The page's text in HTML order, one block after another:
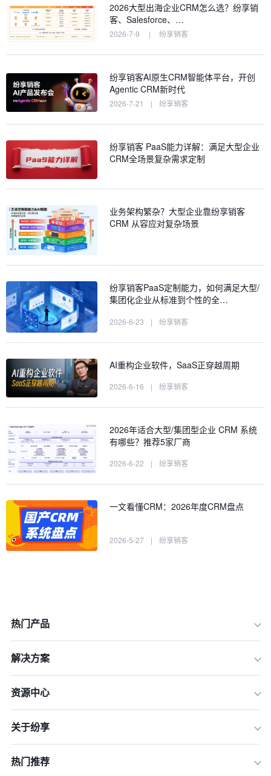
4.客户反馈的系统化管理
2026大型出海企业CRM怎么选？纷享销
客、Salesforce、…
2026-7-9 | 纷享销客
纷享销客AI原生CRM智能体平台，开创
Agentic CRM新时代
2026-7-21 | 纷享销客
纷享销客 PaaS能力详解：满足大型企业
CRM全场景复杂需求定制
业务架构繁杂？大型企业靠纷享销客
CRM 从容应对复杂场景
纷享销客PaaS定制能力，如何满足大型/
集团化企业从标准到个性的全…
2026-6-23 | 纷享销客
AI重构企业软件，SaaS正穿越周期
2026-6-16 | 纷享销客
2026年适合大型/集团型企业 CRM 系统
有哪些？推荐5家厂商
2026-6-22 | 纷享销客
一文看懂CRM：2026年度CRM盘点
2026-5-27 | 纷享销客
热门产品
解决方案
资源中心
关于纷享
热门推荐